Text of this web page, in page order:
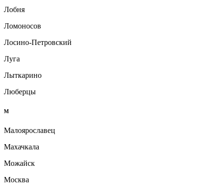
Лобня
Ломоносов
Лосино-Петровский
Луга
Лыткарино
Люберцы
М
Малоярославец
Махачкала
Можайск
Москва